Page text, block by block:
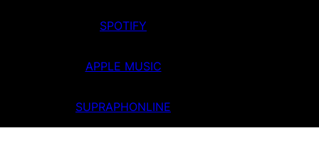
SPOTIFY
APPLE MUSIC
SUPRAPHONLINE